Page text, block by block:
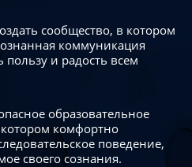
сообщество, в котором
коммуникация
пользу и радость всем
образовательное
комфортно
поведение,
своего сознания.